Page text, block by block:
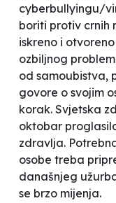
cyberbullyingu/
boriti protiv crnih
iskreno i
ozbiljnog
od samoubistva,
govore o svojim
korak. Svjetska
oktobar
zdravlja.
osobe treba
današnjeg
se brzo mijenja.